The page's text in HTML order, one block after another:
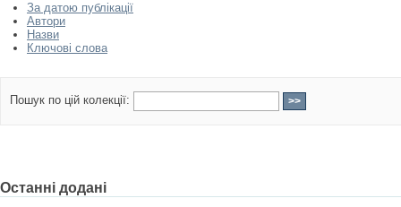
За датою публікації
Автори
Назви
Ключові слова
Пошук по цій колекції:
Останні додані